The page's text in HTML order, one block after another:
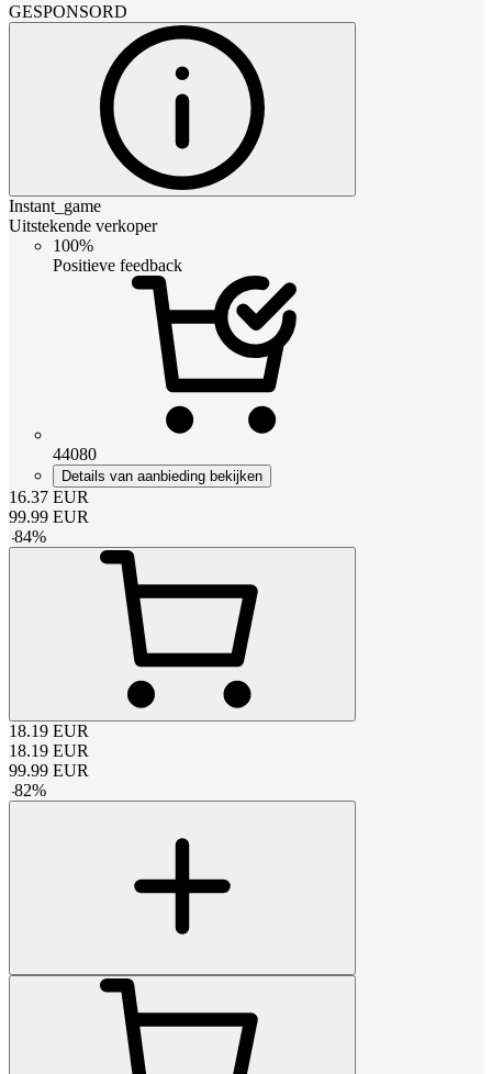
GESPONSORD
Instant_game
Uitstekende verkoper
100%
Positieve feedback
44080
Details van aanbieding bekijken
16.37 EUR
99.99 EUR
-84%
18.19 EUR
18.19 EUR
99.99 EUR
-82%